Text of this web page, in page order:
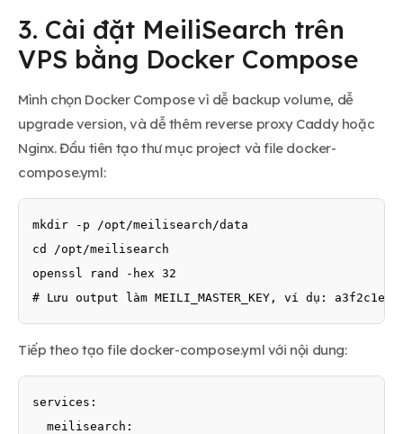
3. Cài đặt MeiliSearch trên
VPS bằng Docker Compose
Mình chọn Docker Compose vì dễ backup volume, dễ
upgrade version, và dễ thêm reverse proxy Caddy hoặc
Nginx. Đầu tiên tạo thư mục project và file docker-
compose.yml:
mkdir -p /opt/meilisearch/data
cd /opt/meilisearch
openssl rand -hex 32
# Lưu output làm MEILI_MASTER_KEY, ví dụ:
Tiếp theo tạo file docker-compose.yml với nội dung:
services:
  meilisearch: